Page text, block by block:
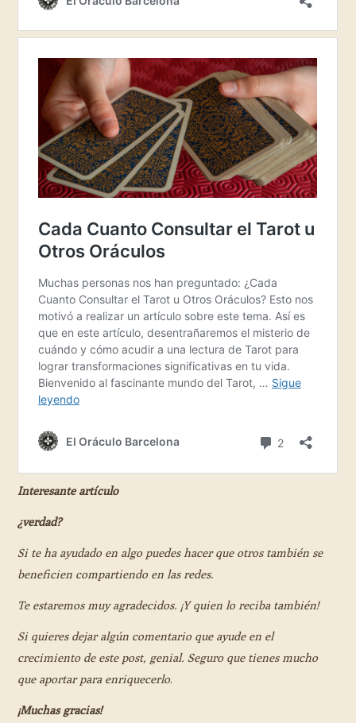
Interesante artículo
¿verdad?
Si te ha ayudado en algo puedes hacer que otros también se
beneficien compartiendo en las redes.
Te estaremos muy agradecidos. ¡Y quien lo reciba también!
Si quieres dejar algún comentario que ayude en el
crecimiento de este post, genial. Seguro que tienes mucho
que aportar para enriquecerlo.
¡Muchas gracias!